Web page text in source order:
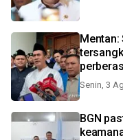
Mentan:
Senin, 3
BGN